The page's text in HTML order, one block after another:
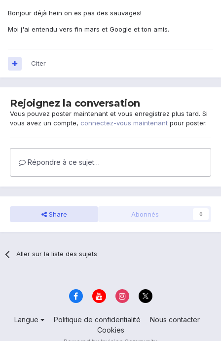
Bonjour déjà hein on es pas des sauvages!
Moi j'ai entendu vers fin mars et Google et ton amis.
Citer
Rejoignez la conversation
Vous pouvez poster maintenant et vous enregistrez plus tard. Si
vous avez un compte, connectez-vous maintenant pour poster.
Répondre à ce sujet…
Share Abonnés 0
Aller sur la liste des sujets
Langue Politique de confidentialité
Nous contacter
Cookies